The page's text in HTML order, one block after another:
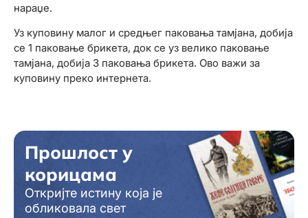
нараџе.
Уз куповину малог и средњег паковања тамјана, добија
се 1 паковање брикета, док се уз велико паковање
тамјана, добија 3 паковања брикета. Ово важи за
куповину преко интернета.
Прошлост у
корицама
Откријте истину која је
обликовала свет